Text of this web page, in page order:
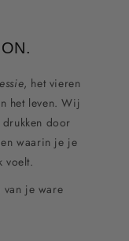
, het vieren
het leven. Wij
door
waarin je je
voelt.
van je ware